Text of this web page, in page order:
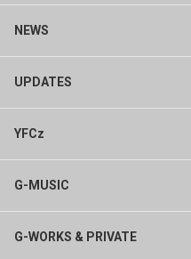
NEWS
UPDATES
YFCz
G-MUSIC
G-WORKS & PRIVATE